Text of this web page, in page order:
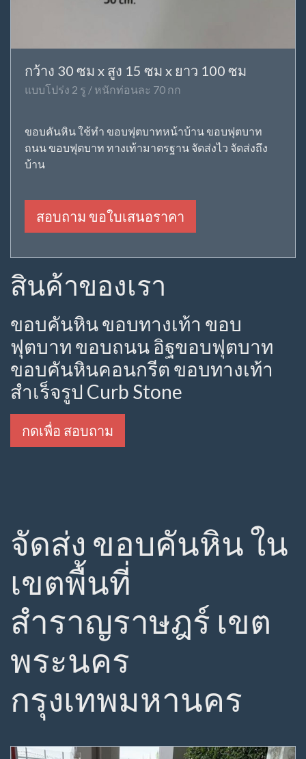
กว้าง 30 ซม x สูง 15 ซม x ยาว 100 ซม
แบบโปร่ง 2 รู / หนักท่อนละ 70 กก
ขอบคันหิน ใช้ทำ ขอบฟุตบาทหน้าบ้าน ขอบฟุตบาท
ถนน ขอบฟุตบาท ทางเท้ามาตรฐาน จัดส่งไว จัดส่งถึง
บ้าน
สอบถาม ขอใบเสนอราคา
สินค้าของเรา
ขอบคันหิน ขอบทางเท้า ขอบ
ฟุตบาท ขอบถนน อิฐขอบฟุตบาท
ขอบคันหินคอนกรีต ขอบทางเท้า
สำเร็จรูป Curb Stone
กดเพื่อ สอบถาม
จัดส่ง ขอบคันหิน ใน
เขตพื้นที่
สำราญราษฎร์ เขต
พระนคร
กรุงเทพมหานคร